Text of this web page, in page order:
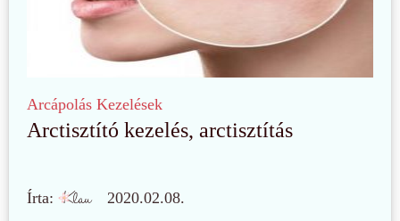
Arcápolás Kezelések
Arctisztító kezelés, arctisztítás
Írta:
2020.02.08.